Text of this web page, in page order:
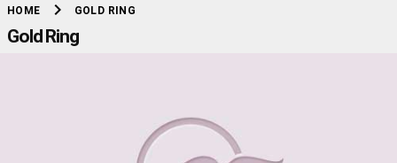
HOME chevron_right GOLD RING
Gold Ring